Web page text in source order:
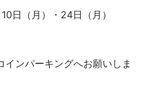
日（月）・24日（月）
インパーキングへお願いしま